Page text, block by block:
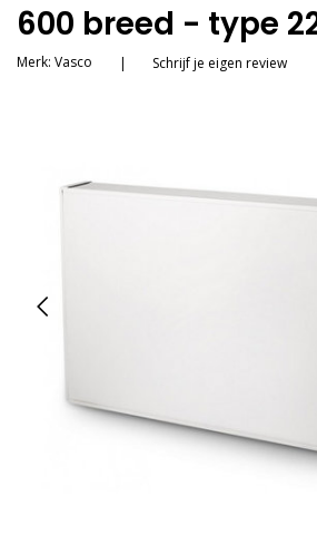
600 breed - type
Merk: Vasco | Schrijf je eigen review